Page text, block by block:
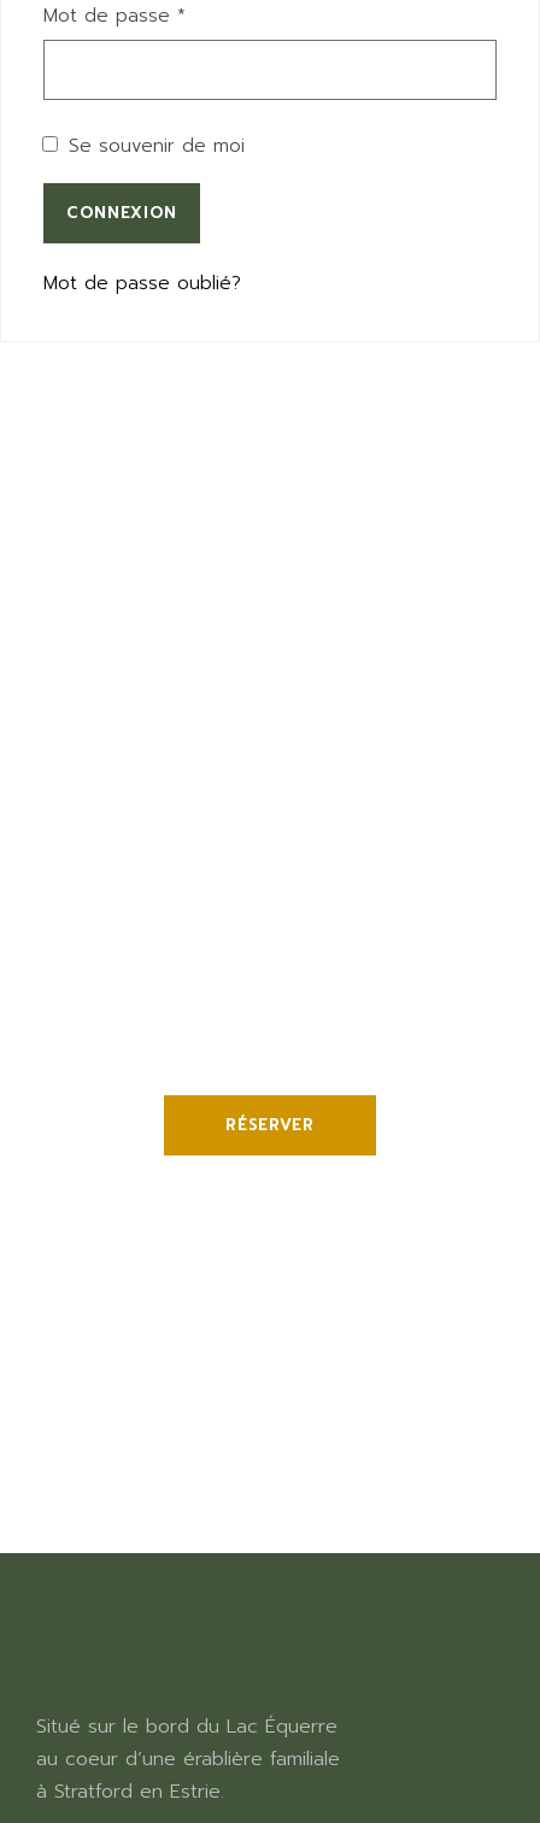
Mot de passe *
Se souvenir de moi
CONNEXION
Mot de passe oublié?
RÉSERVER
Situé sur le bord du Lac Équerre
au coeur d’une érablière familiale
à Stratford en Estrie.